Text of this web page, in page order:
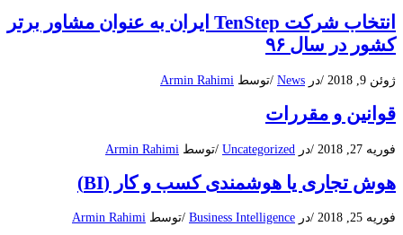
انتخاب شرکت TenStep ایران به عنوان مشاور برتر
کشور در سال ۹۶
ژوئن 9, 2018 /در News
/توسط Armin Rahimi
قوانین و مقررات
فوریه 27, 2018 /در Uncategorized
/توسط Armin Rahimi
هوش تجاری یا هوشمندی کسب و کار (BI)
فوریه 25, 2018 /در Business Intelligence
/توسط Armin Rahimi